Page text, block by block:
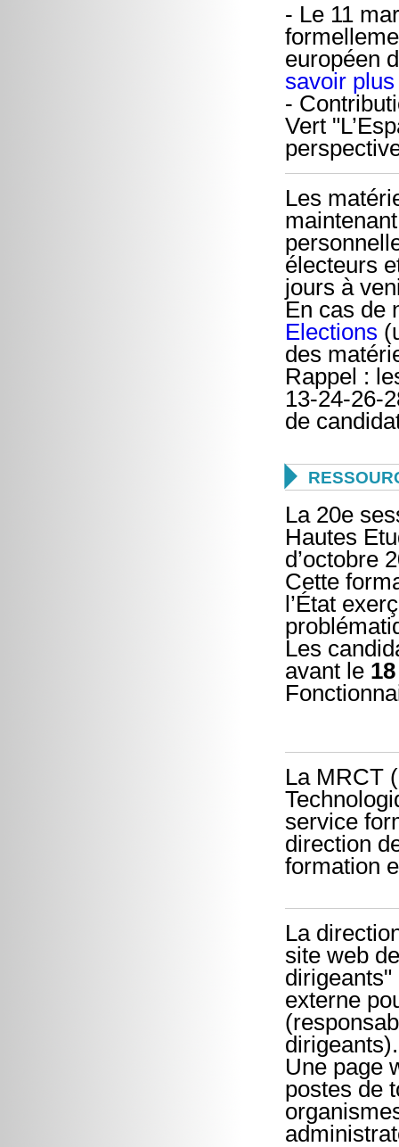
- Le 11
européen
savoir plus
-
Vert
Les
électeurs
jours à
En cas de
Elections
des
Rappel :
13-24-26-
de

La 20e
Hautes
d’octobre
Cette
l’État
Les
avant le
La MRCT
service
direction
formation
La
site web
dirigeants"
externe
dirigeants).
Une page
postes de